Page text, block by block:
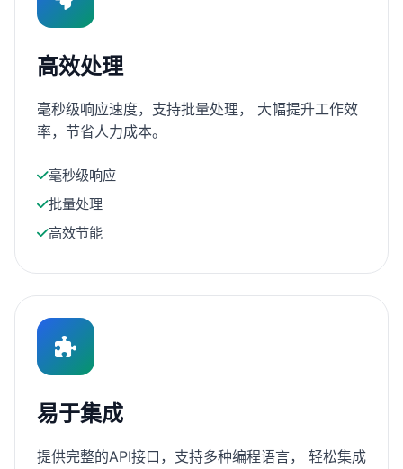
高效处理
毫秒级响应速度，支持批量处理， 大幅提升工作效
率，节省人力成本。
毫秒级响应
批量处理
高效节能
易于集成
提供完整的API接口，支持多种编程语言， 轻松集成